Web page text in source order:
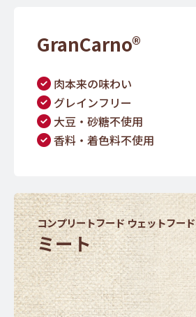
GranCarno®
肉本来の味わい
グレインフリー
大豆・砂糖不使用
香料・着色料不使用
コンプリートフード ウェットフード
ミート